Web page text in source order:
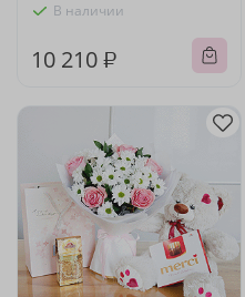
В наличии
10 210 ₽